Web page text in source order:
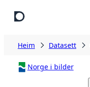
Heim Datasett
Norge i bilder